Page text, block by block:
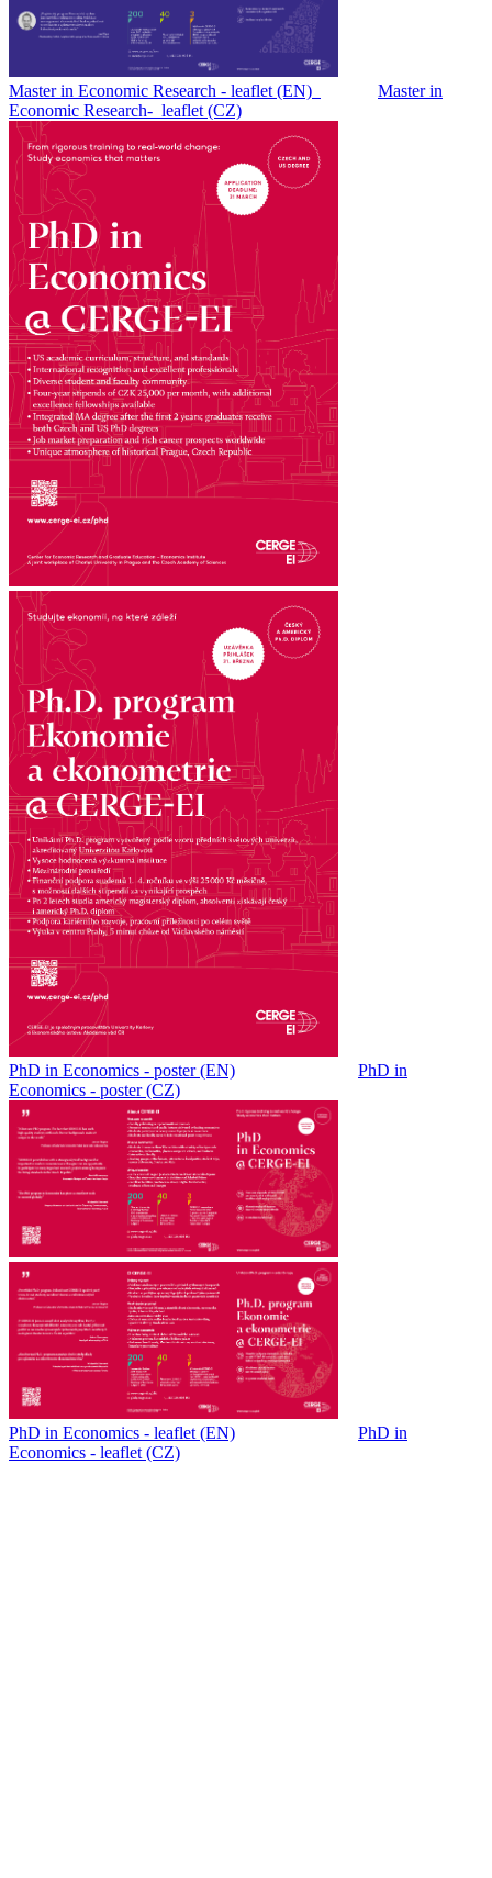
Master in Economic Research - leaflet (EN)
Master in
Economic Research- leaflet (CZ)
PhD in Economics - poster (EN)
PhD in
Economics - poster (CZ)
PhD in Economics - leaflet (EN)
PhD in
Economics - leaflet (CZ)